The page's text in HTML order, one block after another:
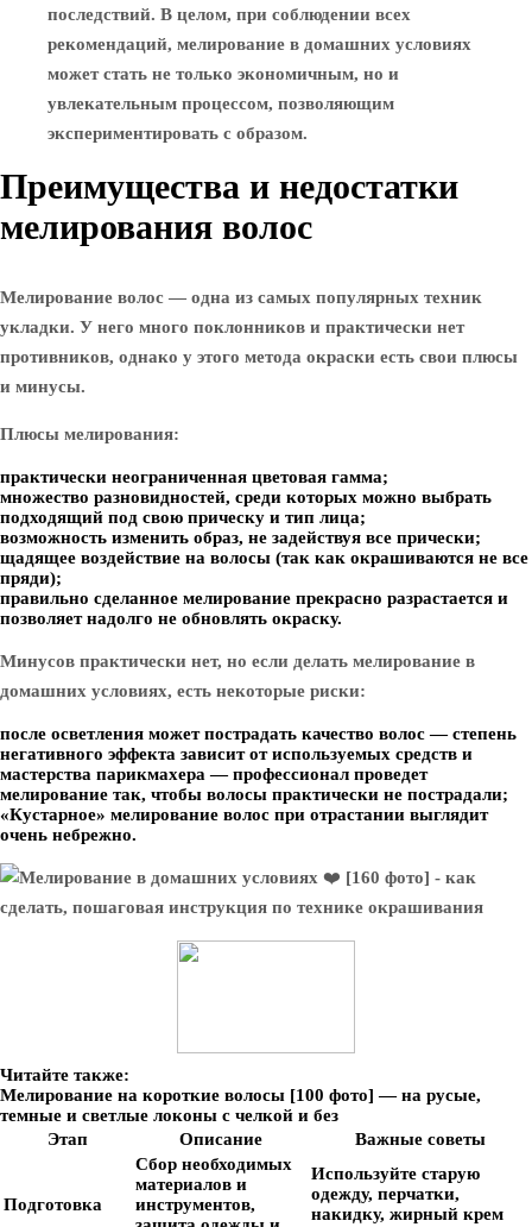
последствий. В целом, при соблюдении всех
рекомендаций, мелирование в домашних условиях
может стать не только экономичным, но и
увлекательным процессом, позволяющим
экспериментировать с образом.
Преимущества и недостатки
мелирования волос
Мелирование волос — одна из самых популярных техник
укладки. У него много поклонников и практически нет
противников, однако у этого метода окраски есть свои плюсы
и минусы.
Плюсы мелирования:
практически неограниченная цветовая гамма;
множество разновидностей, среди которых можно выбрать
подходящий под свою прическу и тип лица;
возможность изменить образ, не задействуя все прически;
щадящее воздействие на волосы (так как окрашиваются не все
пряди);
правильно сделанное мелирование прекрасно разрастается и
позволяет надолго не обновлять окраску.
Минусов практически нет, но если делать мелирование в
домашних условиях, есть некоторые риски:
после осветления может пострадать качество волос — степень
негативного эффекта зависит от используемых средств и
мастерства парикмахера — профессионал проведет
мелирование так, чтобы волосы практически не пострадали;
«Кустарное» мелирование волос при отрастании выглядит
очень небрежно.
Читайте также:
Мелирование на короткие волосы [100 фото] — на русые,
темные и светлые локоны с челкой и без
Этап
Описание Важные советы
Подготовка
Сбор необходимых
материалов и
инструментов,
Используйте старую
одежду, перчатки,
накидку, жирный крем